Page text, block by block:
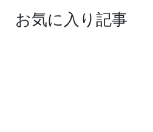
お気に入り記事